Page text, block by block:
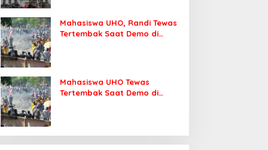
Mahasiswa UHO, Randi Tewas
Tertembak Saat Demo di
Mahasiswa UHO Tewas
Tertembak Saat Demo di